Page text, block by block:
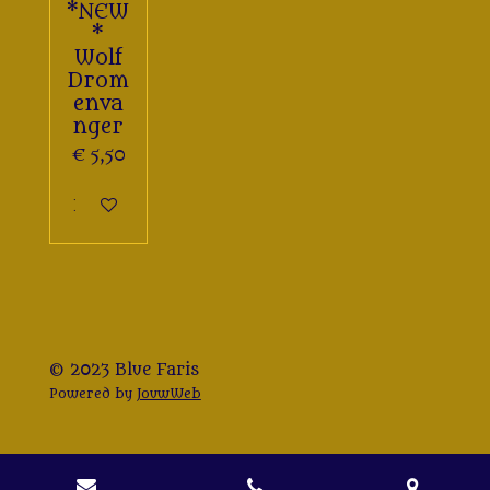
*NEW
*
Wolf
Drom
enva
nger
€ 5,50
In winkelwagen
© 2023 Blue Faris
Powered by JouwWeb